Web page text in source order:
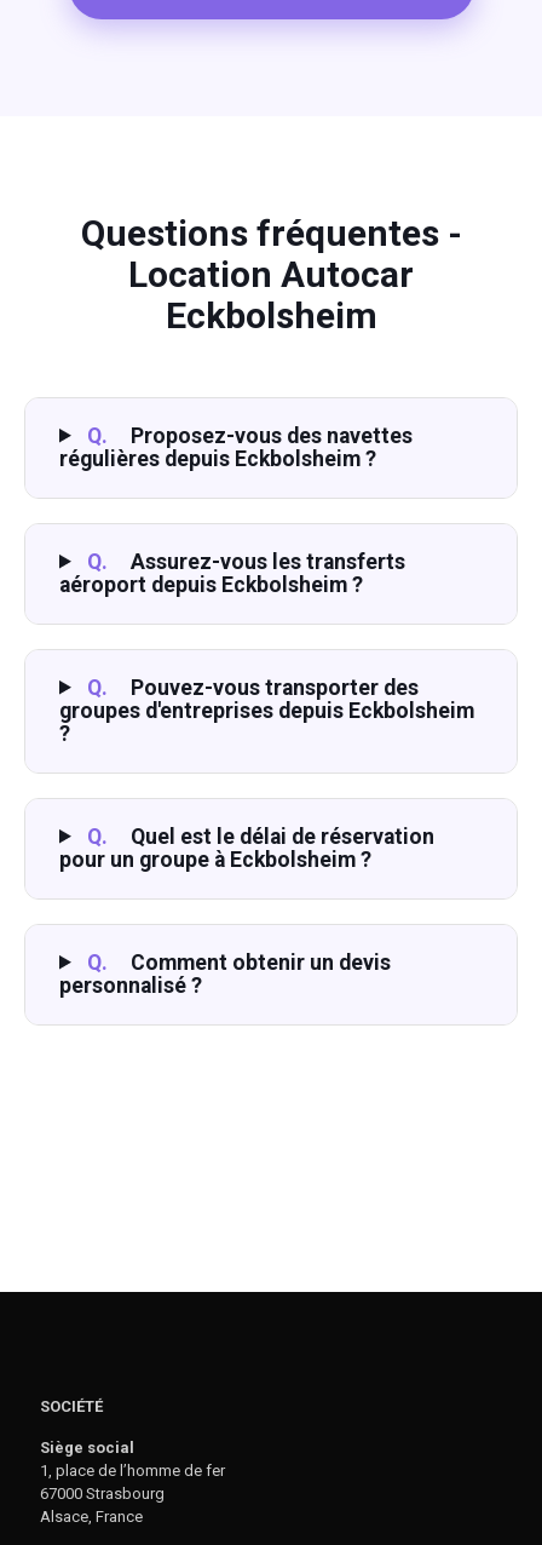
Questions fréquentes -
Location Autocar
Eckbolsheim
Q.
Proposez-vous des navettes
régulières depuis Eckbolsheim ?
Q.
Assurez-vous les transferts
aéroport depuis Eckbolsheim ?
Q.
Pouvez-vous transporter des
groupes d'entreprises depuis Eckbolsheim
?
Q.
Quel est le délai de réservation
pour un groupe à Eckbolsheim ?
Q.
Comment obtenir un devis
personnalisé ?
SOCIÉTÉ
Siège social
1, place de l’homme de fer
67000 Strasbourg
Alsace, France